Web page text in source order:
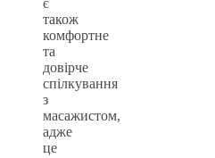
також
комфортне
та
довірче
спілкування
з
масажистом,
адже
це